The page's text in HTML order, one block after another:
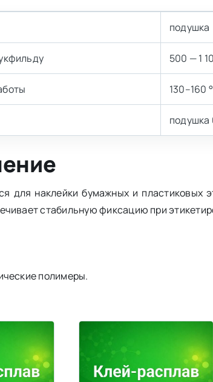
подушка
500 — 1
130–160
подушка
для наклейки бумажных и
стабильную фиксацию при
полимеры.